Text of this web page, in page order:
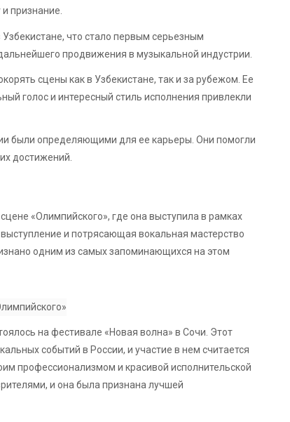
признание.
что стало первым серьезным
продвижения в музыкальной индустрии.
сцены как в Узбекистане, так и за рубежом. Ее
голос и интересный стиль исполнения привлекли
были определяющими для ее карьеры. Они помогли
достижений.
«Олимпийского», где она выступила в рамках
и потрясающая вокальная мастерство
одним из самых запоминающихся на этом
на фестивале «Новая волна» в Сочи. Этот
событий в России, и участие в нем считается
профессионализмом и красивой исполнительской
и она была признана лучшей